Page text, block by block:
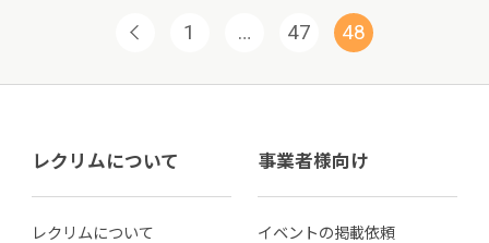
1 … 47 48
レクリムについて
レクリムについて
事業者様向け
イベントの掲載依頼